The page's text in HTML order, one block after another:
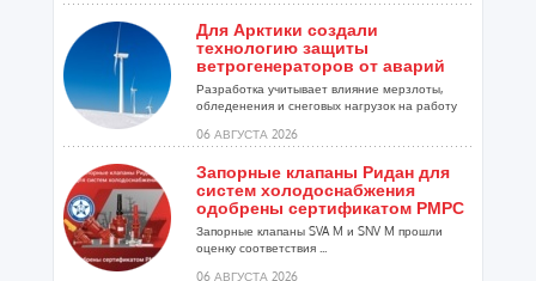
Для Арктики создали
технологию защиты
ветрогенераторов от аварий
Разработка учитывает влияние мерзлоты,
обледенения и снеговых нагрузок на работу
06 АВГУСТА 2026
Запорные клапаны Ридан для
систем холодоснабжения
одобрены сертификатом РМРС
Запорные клапаны SVA M и SNV M прошли
оценку соответствия ...
06 АВГУСТА 2026